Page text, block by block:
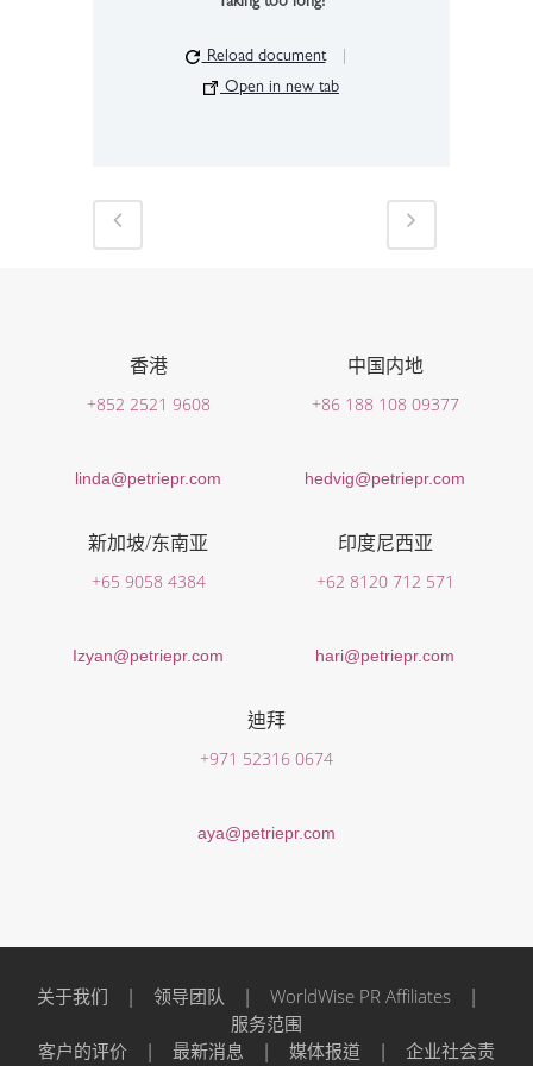
Reload document
Open in new tab
香港
+852 2521 9608
linda@petriepr.com
中国内地
+86 188 108 09377
hedvig@petriepr.com
新加坡/东南亚
+65 9058 4384
Izyan@petriepr.com
印度尼西亚
+62 8120 712 571
hari@petriepr.com
迪拜
+971 52316 0674
aya@petriepr.com
关于我们 | 领导团队 | WorldWise PR Affiliates |
服务范围
客户的评价 | 最新消息 | 媒体报道 | 企业社会责